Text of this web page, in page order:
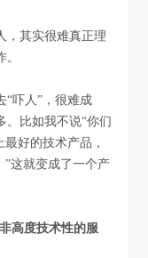
，其实很难真正理
“吓人”，很难成
。比如我不说“你们
好的技术产品，
”这就变成了一个产
高度技术性的服